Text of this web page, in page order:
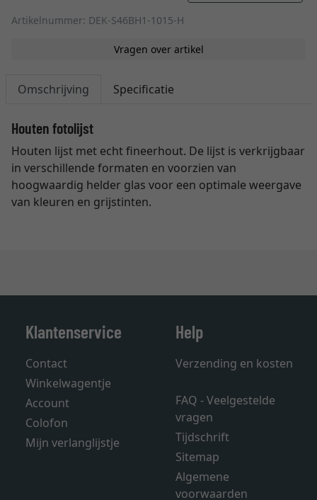
Artikelnummer: DEK-S46BH1-1015-H
Vragen over artikel
Omschrijving Specificatie
Houten fotolijst
Houten lijst met echt fineerhout. De lijst is verkrijgbaar
in verschillende formaten en voorzien van
hoogwaardig helder glas voor een optimale weergave
van kleuren en grijstinten.
Klantenservice
Contact
Winkelwagentje
Account
Colofon
Mijn verlanglijstje
Help
Verzending en kosten
FAQ - Veelgestelde
vragen
Tijdschrift
Sitemap
Algemene
voorwaarden